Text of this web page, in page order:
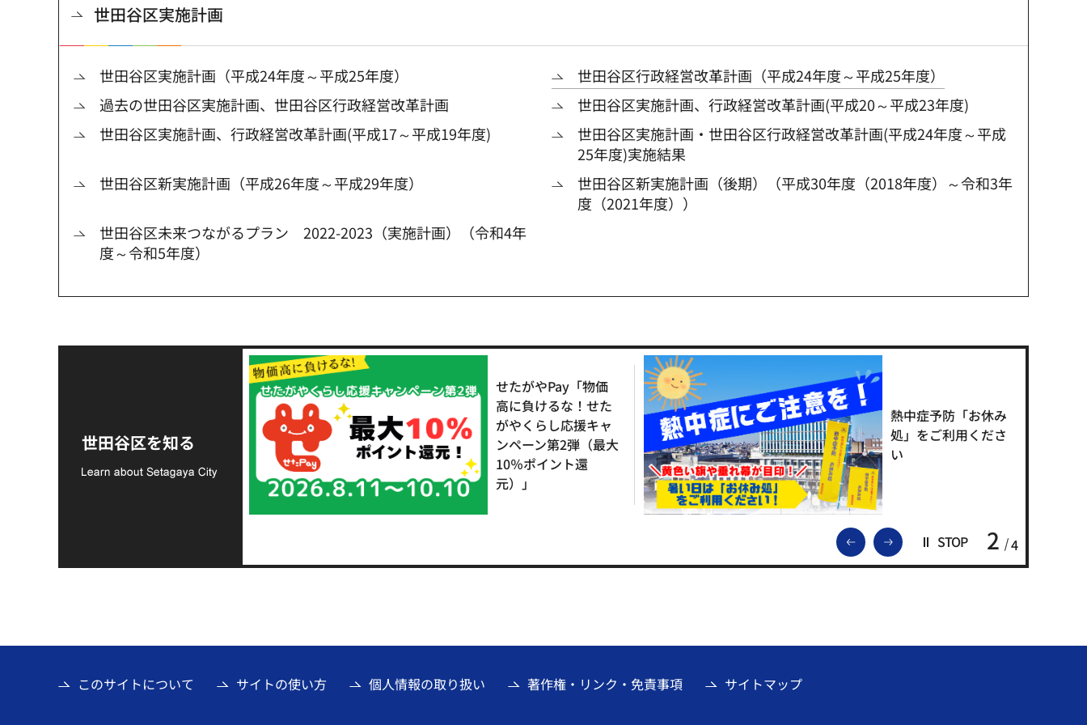
世田谷区実施計画
世田谷区実施計画（平成24年度～平成25年度）
世田谷区行政経営改革計画（平成24年度～平成25年度）
過去の世田谷区実施計画、世田谷区行政経営改革計画
世田谷区実施計画、行政経営改革計画(平成20～平成23年度)
世田谷区実施計画、行政経営改革計画(平成17～平成19年度)
世田谷区実施計画・世田谷区行政経営改革計画(平成24年度～平成
25年度)実施結果
世田谷区新実施計画（平成26年度～平成29年度）
世田谷区新実施計画（後期）（平成30年度（2018年度）～令和3年
度（2021年度））
世田谷区未来つながるプラン 2022-2023（実施計画）（令和4年
度～令和5年度）
世田谷区を知る
前のスライドを表示
次のスライドを表示
STOP 2 4
支援金の募集につい
て
せたがやPay「物価
高に負けるな！せた
がやくらし応援キャ
ンペーン第2弾（最大
10％ポイント還
元）」
熱中症予防「お休み
処」をご利用くださ
い
このサイトについて サイトの使い方 個人情報の取り扱い 著作権・リンク・免責事項 サイトマップ